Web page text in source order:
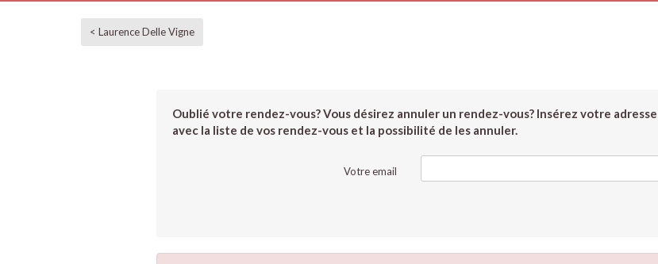
< Laurence Delle Vigne
Oublié votre rendez-vous? Vous désirez annuler un rendez-vous? Insérez votre
avec la liste de vos rendez-vous et la possibilité de les annuler.
Votre email